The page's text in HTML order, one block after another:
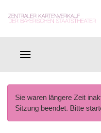
Sie waren längere Zeit
Sitzung beendet. Bitte